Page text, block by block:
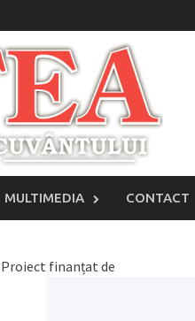
MULTIMEDIA CONTACT
Proiect finanțat de